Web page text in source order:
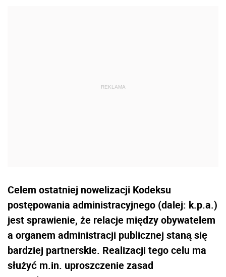
Celem ostatniej nowelizacji Kodeksu
postępowania administracyjnego (dalej: k.p.a.)
jest sprawienie, że relacje między obywatelem
a organem administracji publicznej staną się
bardziej partnerskie. Realizacji tego celu ma
służyć m.in. uproszczenie zasad